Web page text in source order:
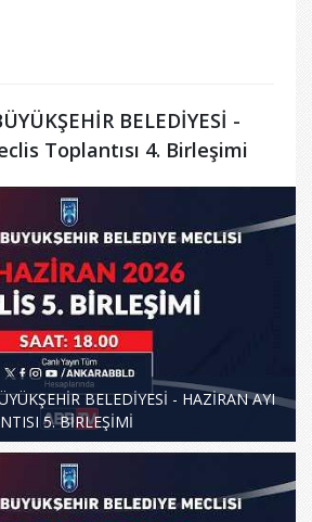
BELEDİYESİ -
Toplantısı 4. Birleşimi
BELEDİYESİ - HAZİRAN AYI
5. BİRLEŞİMİ